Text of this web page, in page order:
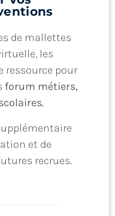
de mallettes
les
ressource pour
forum métiers,
et de
recrues.